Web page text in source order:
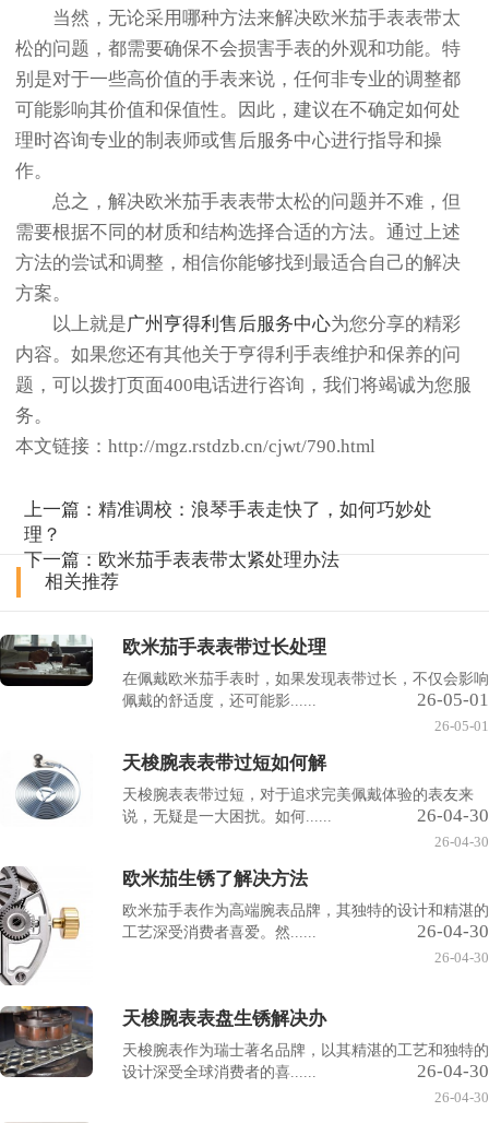
当然，无论采用哪种方法来解决欧米茄手表表带太
松的问题，都需要确保不会损害手表的外观和功能。特
别是对于一些高价值的手表来说，任何非专业的调整都
可能影响其价值和保值性。因此，建议在不确定如何处
理时咨询专业的制表师或售后服务中心进行指导和操
作。
总之，解决欧米茄手表表带太松的问题并不难，但
需要根据不同的材质和结构选择合适的方法。通过上述
方法的尝试和调整，相信你能够找到最适合自己的解决
方案。
以上就是广州亨得利售后服务中心为您分享的精彩
内容。如果您还有其他关于亨得利手表维护和保养的问
题，可以拨打页面400电话进行咨询，我们将竭诚为您服
务。
本文链接：http://mgz.rstdzb.cn/cjwt/790.html
上一篇：精准调校：浪琴手表走快了，如何巧妙处
理？
下一篇： 欧米茄手表表带太紧处理办法
相关推荐
欧米茄手表表带过长处理
在佩戴欧米茄手表时，如果发现表带过长，不仅会影响
佩戴的舒适度，还可能影......
26-05-01
26-05-01
天梭腕表表带过短如何解
天梭腕表表带过短，对于追求完美佩戴体验的表友来
说，无疑是一大困扰。如何......
26-04-30
26-04-30
欧米茄生锈了解决方法
欧米茄手表作为高端腕表品牌，其独特的设计和精湛的
工艺深受消费者喜爱。然......
26-04-30
26-04-30
天梭腕表表盘生锈解决办
天梭腕表作为瑞士著名品牌，以其精湛的工艺和独特的
设计深受全球消费者的喜......
26-04-30
26-04-30